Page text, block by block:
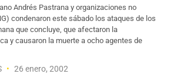
Andrés Pastrana y organizaciones no
condenaron este sábado los ataques de los
que concluye, que afectaron la
y causaron la muerte a ocho agentes de
26 enero, 2002